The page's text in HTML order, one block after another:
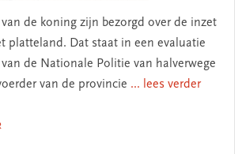
de koning zijn bezorgd over de inzet
platteland. Dat staat in een evaluatie
de Nationale Politie van halverwege
van de provincie ... lees verder